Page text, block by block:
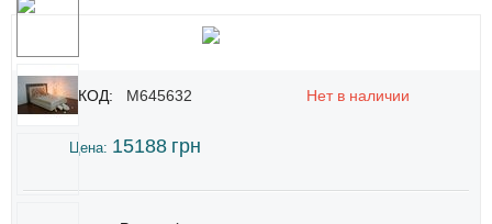
КОД: M645632 Нет в наличии
Цена: 15188 грн